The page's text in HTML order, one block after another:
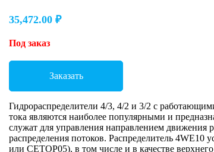
35,472.00₽
Под заказ
Заказать
Гидрораспределители 4/3, 4/2 и 3/2 с
тока являются наиболее популярными и
служат для управления направлением
распределения потоков. Распределитель
или CETOP05), в том числе и в качестве